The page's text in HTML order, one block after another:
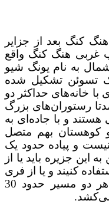
کنگ بعد از جزایر
غربی هنگ کنگ واقع
به نام یونگ شیو
تسوئن تشکیل شده
خانه‌های حداکثر دو
رستوران‌های بزرگ
و با جاده‌ای به
و کوهستان بهم متصل
و پیاده حدود یک
جزیره باید یا از
کنیند و یا از فری
منطقه آبردین در هنگ کنگ. از هر دو مسیر حدود 30